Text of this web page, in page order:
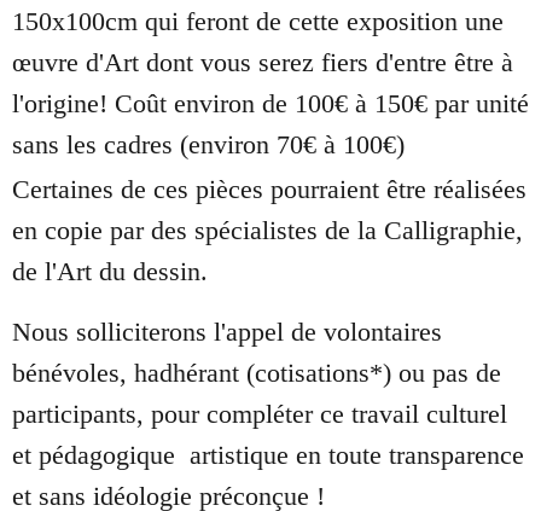
150x100cm qui feront de cette exposition une
œuvre d'Art dont vous serez fiers d'entre être à
l'origine! Coût environ de 100€ à 150€ par unité
sans les cadres (environ 70€ à 100€)
Certaines de ces pièces pourraient être réalisées
en copie par des spécialistes de la Calligraphie,
de l'Art du dessin.
Nous solliciterons l'appel de volontaires
bénévoles, hadhérant (cotisations*) ou pas de
participants, pour compléter ce travail culturel
et pédagogique artistique en toute transparence
et sans idéologie préconçue !